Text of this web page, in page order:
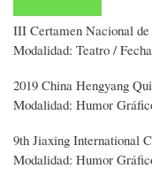
III Certamen Nacional
Modalidad: Teatro /
2019 China Hengyang
Modalidad: Humor
9th Jiaxing International
Modalidad: Humor